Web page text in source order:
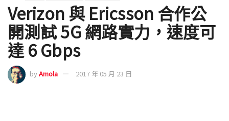
Verizon 與 Ericsson 合作公
開測試 5G 網路實力，速度可
達 6 Gbps
byAmola 2017 年 05 月 23 日